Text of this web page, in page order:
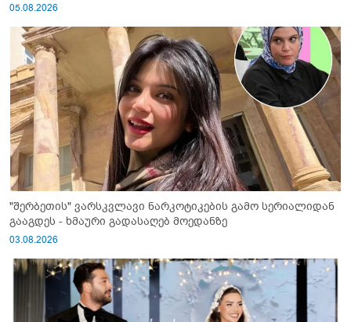
05.08.2026
"შერბეთის" ვარსკვლავი ნარკოტიკების გამო სერიალიდან
გააგდეს - ხმაური გადასაღებ მოედანზე
03.08.2026